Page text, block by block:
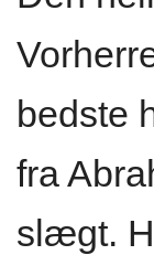
bedste
fra
slægt.